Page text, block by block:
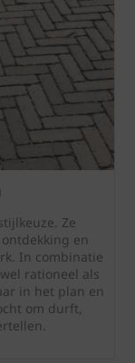
Ze
en
In combinatie
rationeel als
in het plan en
om durft,